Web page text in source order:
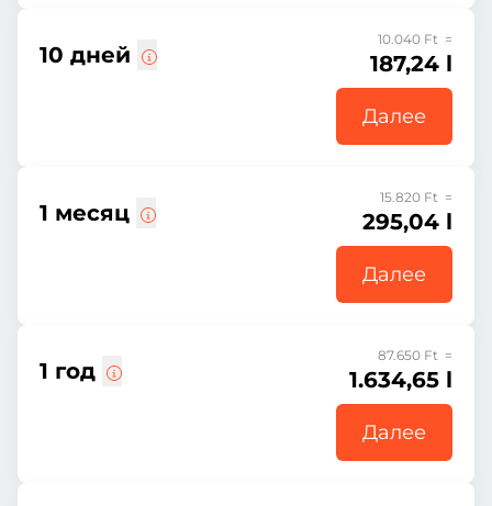
10 дней
10.040 Ft =
187,24 l
Далее
1 месяц
15.820 Ft =
295,04 l
Далее
1 год
87.650 Ft =
1.634,65 l
Далее